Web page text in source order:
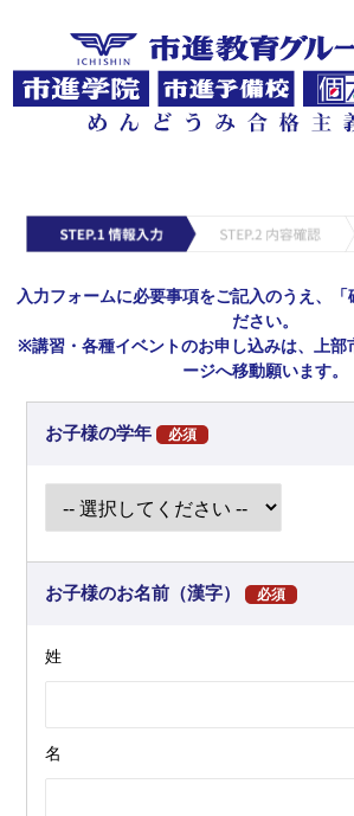
入力フォームに必要事項をご記入のうえ、「
ださい。
※講習・各種イベントのお申し込みは、上部
ージへ移動願います。
お子様の学年 必須
お子様のお名前（漢字） 必須
姓
名